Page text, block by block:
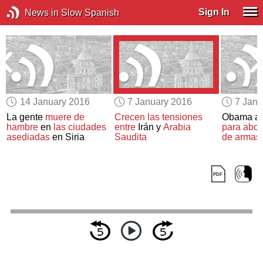
News in Slow Spanish Sign In
14 January 2016
La gente muere de
hambre en las ciudades
asediadas en Siria
7 January 2016
Crecen las tensiones
entreIrán y Arabia
Saudita
7
Obama
para
de armas